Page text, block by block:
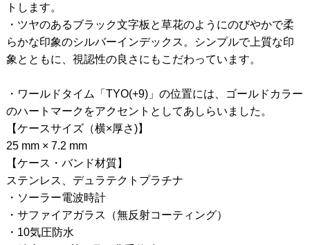
トします。
・ツヤのあるブラック文字板と草花のようにのびやかで柔
らかな印象のシルバーインデックス。シンプルで上質な印
象とともに、視認性の良さにもこだわっています。
・ワールドタイム「TYO(+9)」の位置には、ゴールドカラー
のハートマークをアクセントとしてあしらいました。
【ケースサイズ（横×厚さ)】
25 mm × 7.2 mm
【ケース・バンド材質】
ステンレス、デュラテクトプラチナ
・ソーラー電波時計
・サファイアガラス（無反射コーティング）
・10気圧防水